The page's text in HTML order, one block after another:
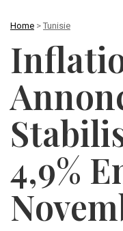
Home > Tunisie
4,9%